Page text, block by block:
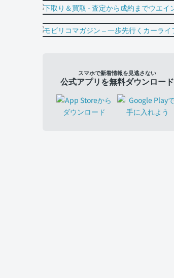
スマホで新着情報を見逃さない
公式アプリを無料ダウンロード